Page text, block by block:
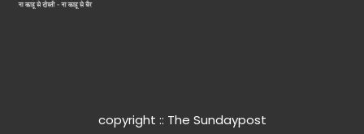
copyright :: The Sundaypost